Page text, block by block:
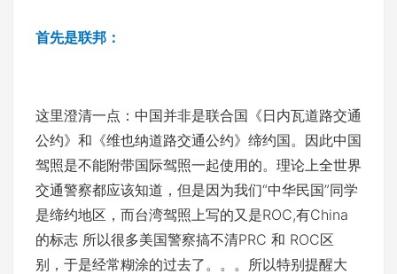
首先是联邦：
这里澄清一点：中国并非是联合国《日内瓦道路交通
公约》和《维也纳道路交通公约》缔约国。因此中国
驾照是不能附带国际驾照一起使用的。理论上全世界
交通警察都应该知道，但是因为我们“中华民国”同学
是缔约地区，而台湾驾照上写的又是ROC,有China
的标志 所以很多美国警察搞不清PRC 和 ROC区
别，于是经常糊涂的过去了。。。所以特别提醒大